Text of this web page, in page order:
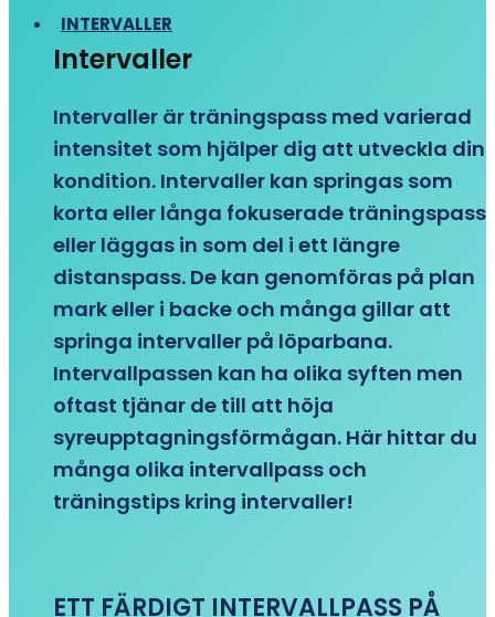
INTERVALLER
Intervaller
Intervaller är träningspass med varierad
intensitet som hjälper dig att utveckla din
kondition. Intervaller kan springas som
korta eller långa fokuserade träningspass
eller läggas in som del i ett längre
distanspass. De kan genomföras på plan
mark eller i backe och många gillar att
springa intervaller på löparbana.
Intervallpassen kan ha olika syften men
oftast tjänar de till att höja
syreupptagningsförmågan. Här hittar du
många olika intervallpass och
träningstips kring intervaller!
ETT FÄRDIGT INTERVALLPASS PÅ